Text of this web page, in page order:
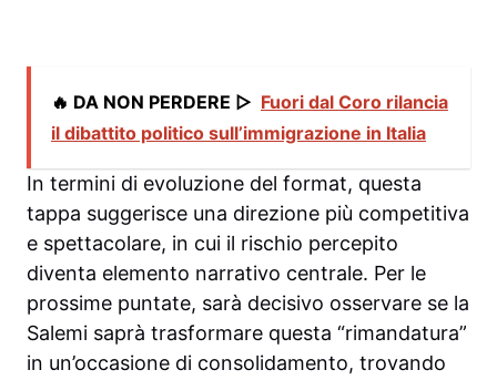
🔥 DA NON PERDERE ▷ Fuori dal Coro rilancia
il dibattito politico sull’immigrazione in Italia
In termini di evoluzione del format, questa
tappa suggerisce una direzione più competitiva
e spettacolare, in cui il rischio percepito
diventa elemento narrativo centrale. Per le
prossime puntate, sarà decisivo osservare se la
Salemi saprà trasformare questa “rimandatura”
in un’occasione di consolidamento, trovando